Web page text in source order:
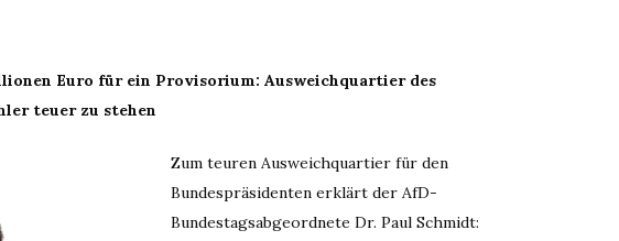
Euro für ein Provisorium: Ausweichquartier des
teuer zu stehen
Zum teuren Ausweichquartier für den
Bundespräsidenten erklärt der AfD-
Bundestagsabgeordnete Dr. Paul Schmidt: